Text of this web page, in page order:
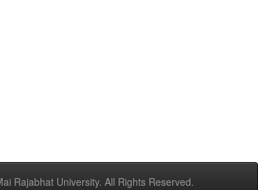
Rajabhat University. All Rights Reserved.